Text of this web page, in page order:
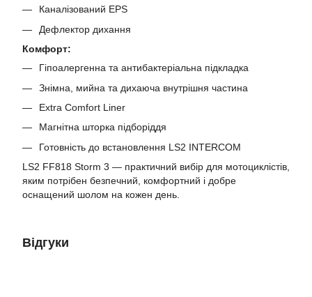
Каналізований EPS
Дефлектор дихання
Комфорт:
Гіпоалергенна та антибактеріальна підкладка
Знімна, мийна та дихаюча внутрішня частина
Extra Comfort Liner
Магнітна шторка підборіддя
Готовність до встановлення LS2 INTERCOM
LS2 FF818 Storm 3 — практичний вибір для мотоциклістів,
яким потрібен безпечний, комфортний і добре
оснащений шолом на кожен день.
Відгуки